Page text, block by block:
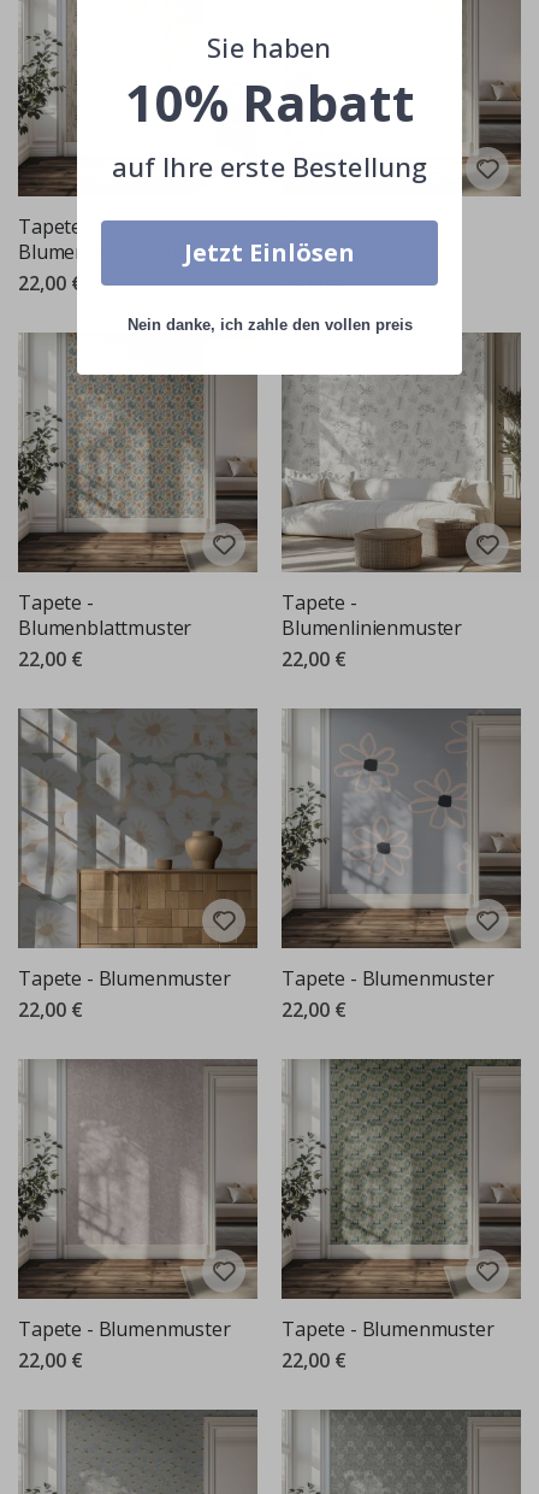
Tapete -
Blumenblattmuster
22,00 €
Tapete -
Blumenblattmuster
22,00 €
Tapete -
Blumenblattmuster
22,00 €
Tapete -
Blumenlinienmuster
22,00 €
Tapete - Blumenmuster
22,00 €
Tapete - Blumenmuster
22,00 €
Tapete - Blumenmuster
22,00 €
Tapete - Blumenmuster
22,00 €
Sie haben
10% Rabatt
auf Ihre erste Bestellung
Jetzt Einlösen
Nein danke, ich zahle den vollen preis